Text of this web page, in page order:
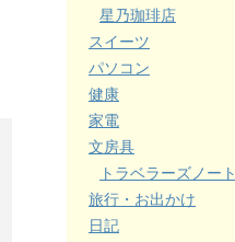
星乃珈琲店
スイーツ
パソコン
健康
家電
文房具
トラベラーズノート
旅行・お出かけ
日記